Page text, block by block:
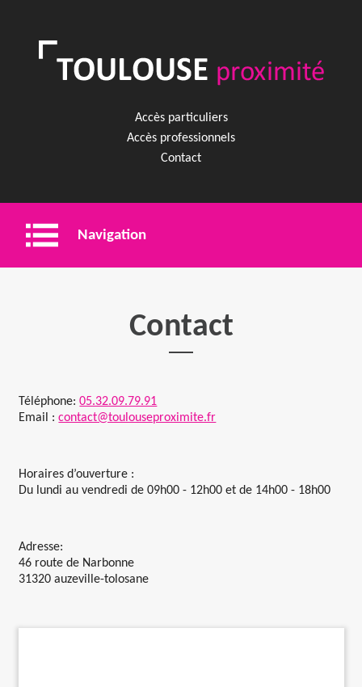
Accès particuliers
Accès professionnels
Contact
Navigation
Santé
Contact
Téléphone:05.32.09.79.91
Email :contact@toulouseproximite.fr
Horaires d’ouverture :
Du lundi au vendredi de 09h00 - 12h00 et de 14h00 - 18h00
Adresse:
46 route de Narbonne
31320 auzeville-tolosane